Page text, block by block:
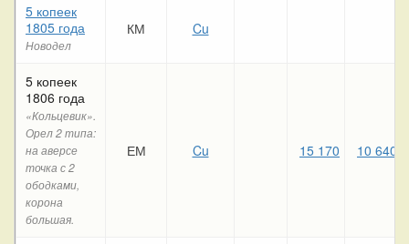
5 копеек
1805 года
Новодел
КМ Cu
5 копеек
1806 года
«Кольцевик».
Орел 2 типа:
на аверсе
точка с 2
ободками,
корона
большая.
ЕМ Cu 15 170 10 640